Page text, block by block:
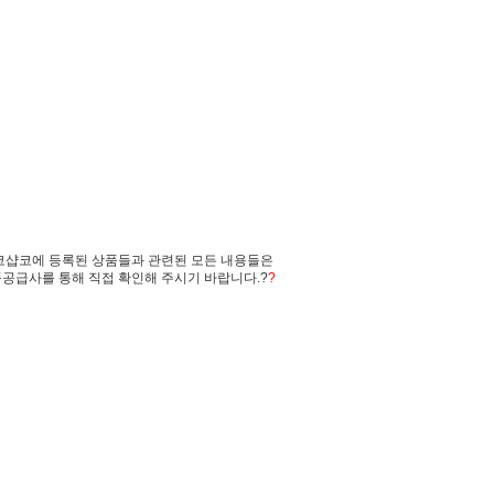
코에 등록된 상품들과 관련된 모든 내용들은
급사를 통해 직접 확인해 주시기 바랍니다.??